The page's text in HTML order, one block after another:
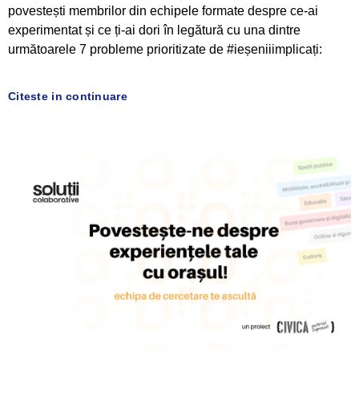
povestești membrilor din echipele formate despre ce-ai
experimentat și ce ți-ai dori în legătură cu una dintre
următoarele 7 probleme prioritizate de #ieșeniiimplicați:
Citeste in continuare